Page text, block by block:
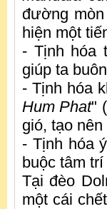
đường
hiện một
- Tịnh hóa
giúp ta
- Tịnh hóa
Hum Phat"
gió, tạo
- Tịnh hóa
buộc tâm
Tại đèo
một cái